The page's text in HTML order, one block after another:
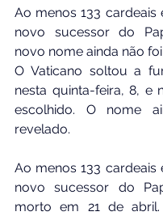
Ao menos 133 cardeais
novo sucessor do
novo nome ainda não
O Vaticano soltou a
nesta quinta-feira, 8, e
escolhido. O nome
revelado.
Ao menos 133 cardeais
novo sucessor do
morto em 21 de abril.